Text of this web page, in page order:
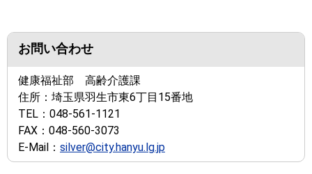
お問い合わせ
健康福祉部 高齢介護課
住所： 埼玉県羽生市東6丁目15番地
TEL： 048-561-1121
FAX： 048-560-3073
E-Mail： silver@city.hanyu.lg.jp